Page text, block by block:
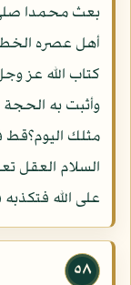
بعث محمدا صلى
أهل عصره
كتاب الله عز
وأثبت به الحجة
مثلك اليوم؟قط
السلام العقل
على الله
٥٨